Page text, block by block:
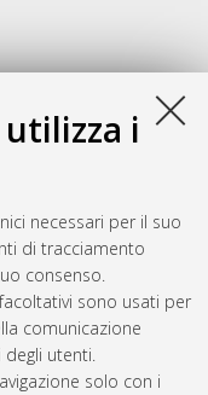
i
necessari per il suo
di tracciamento
consenso.
sono usati per
comunicazione
utenti.
solo con i
in
di caso con
di alfabetizzazione
Alma Mater
di ricerca in
Aug 9 20:46:56 2026